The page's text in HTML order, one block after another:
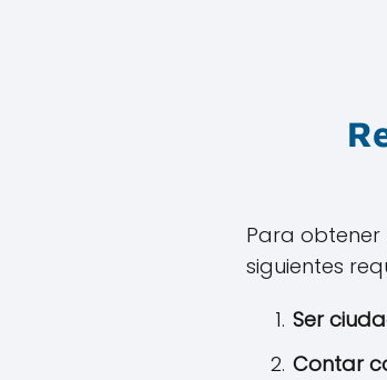
Para obtener
siguientes
Ser
Contar